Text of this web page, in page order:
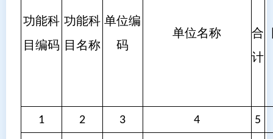
功能科
目编码
功能科
目名称
单位编
码
单位名称
合
计
1 2 3 4 5